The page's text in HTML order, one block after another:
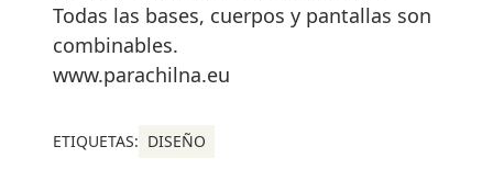
Todas las bases, cuerpos y pantallas son
combinables.
www.parachilna.eu
ETIQUETAS: DISEÑO